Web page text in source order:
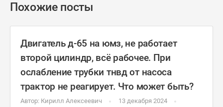
Похожие посты
Двигатель д-65 на юмз, не работает
второй цилиндр, всё рабочее. При
ослабление трубки тнвд от насоса
трактор не реагирует. Что может быть?
Автор: Кирилл Алексеевич
13 декабря 2024